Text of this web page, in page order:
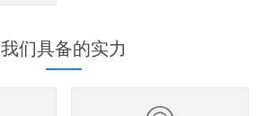
我们具备的实力